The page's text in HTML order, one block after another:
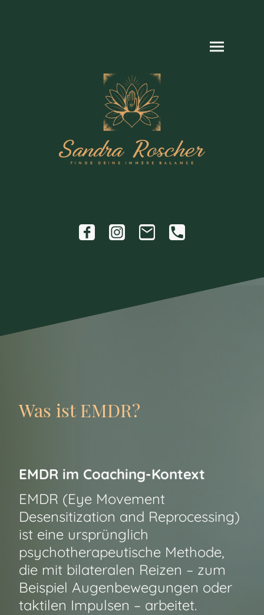
Was ist EMDR?
EMDR im Coaching-Kontext
EMDR (Eye Movement
Desensitization and Reprocessing)
ist eine ursprünglich
psychotherapeutische Methode,
die mit bilateralen Reizen – zum
Beispiel Augenbewegungen oder
taktilen Impulsen – arbeitet.